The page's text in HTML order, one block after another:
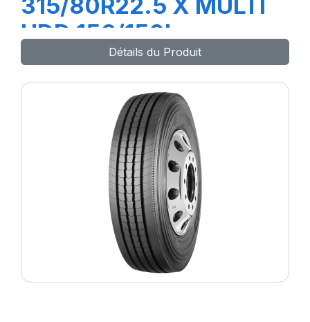
315/80R22.5 X MULTI
HDD 156/150L
Détails du Produit